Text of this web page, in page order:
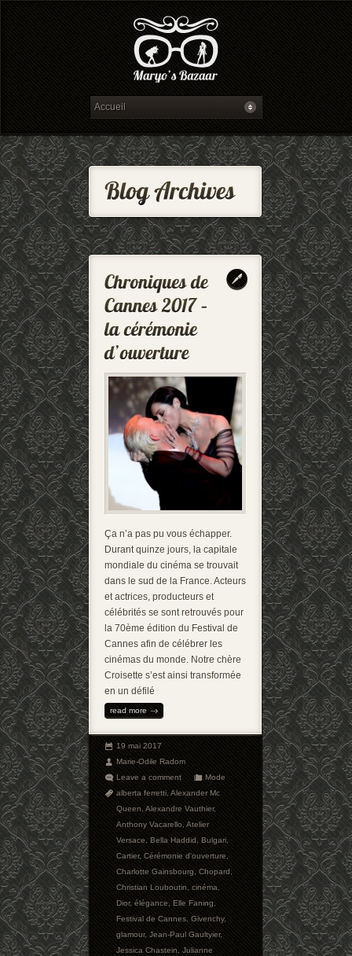
Ça n’a pas pu vous échapper.
Durant quinze jours, la capitale
mondiale du cinéma se trouvait
dans le sud de la France. Acteurs
et actrices, producteurs et
célébrités se sont retrouvés pour
la 70ème édition du Festival de
Cannes afin de célébrer les
cinémas du monde. Notre chère
Croisette s’est ainsi transformée
en un défilé
read more
19 mai 2017
Marie-Odile Radom
Leave a comment
Mode
alberta ferretti,Alexander Mc
Queen,Alexandre Vauthier,
Anthony Vacarello,Atelier
Versace,Bella Haddid,Bulgari,
Cartier,Cérémonie d'ouverture,
Charlotte Gainsbourg,Chopard,
Christian Louboutin,cinéma,
Dior,élégance,Elle Faning,
Festival de Cannes,Givenchy,
glamour,Jean-Paul Gaultyier,
Jessica Chastein,Julianne